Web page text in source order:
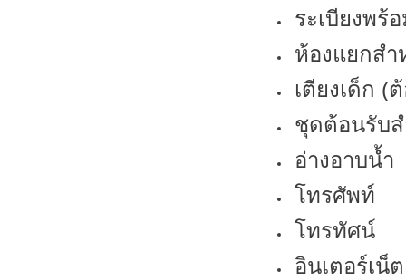
ระเบียงพร้
ห้องแยกสำ
เตียงเด็ก (
ชุดต้อนรับส
อ่างอาบน้ำ
โทรศัพท์
โทรทัศน์
อินเตอร์เน็ต